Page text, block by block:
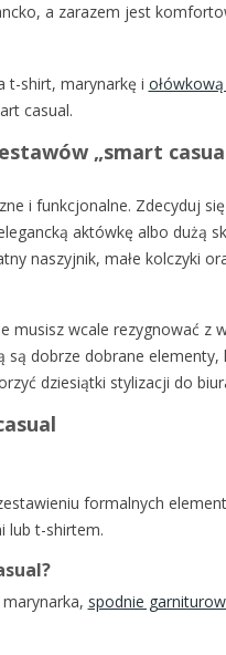
a zarazem jest
t-shirt, marynarkę i
casual.
„smart
i funkcjonalne. Zdecyduj
aktówkę albo dużą
naszyjnik, małe kolczyki
musisz wcale rezygnować z
są dobrze dobrane
dziesiątki stylizacji do
formalnych
lub t-shirtem.
spodnie